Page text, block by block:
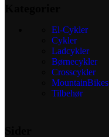
El-Cykler
Cykler
Ladcykler
Børnecykler
Crosscykler
MountainBikes
Tilbehør